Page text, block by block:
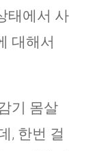
태에서 사
대해서
기 몸살
, 한번 걸